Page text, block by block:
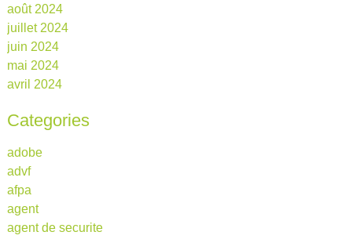
août 2024
juillet 2024
juin 2024
mai 2024
avril 2024
Categories
adobe
advf
afpa
agent
agent de securite